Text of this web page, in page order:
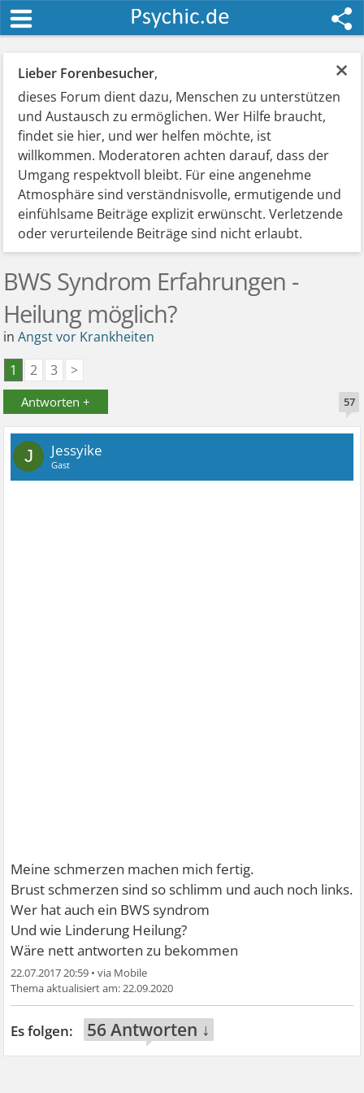
×
Lieber Forenbesucher,
dieses Forum dient dazu, Menschen zu unterstützen
und Austausch zu ermöglichen. Wer Hilfe braucht,
findet sie hier, und wer helfen möchte, ist
willkommen. Moderatoren achten darauf, dass der
Umgang respektvoll bleibt. Für eine angenehme
Atmosphäre sind verständnisvolle, ermutigende und
einfühlsame Beiträge explizit erwünscht. Verletzende
oder verurteilende Beiträge sind nicht erlaubt.
BWS Syndrom Erfahrungen -
Heilung möglich?
inAngst vor Krankheiten
1
2 3 >
Antworten + 57
J Jessyike
Gast
Meine schmerzen machen mich fertig.
Brust schmerzen sind so schlimm und auch noch links.
Wer hat auch ein BWS syndrom
Und wie Linderung Heilung?
Wäre nett antworten zu bekommen
22.07.2017 20:59 •
22.09.2020
56 Antworten ↓